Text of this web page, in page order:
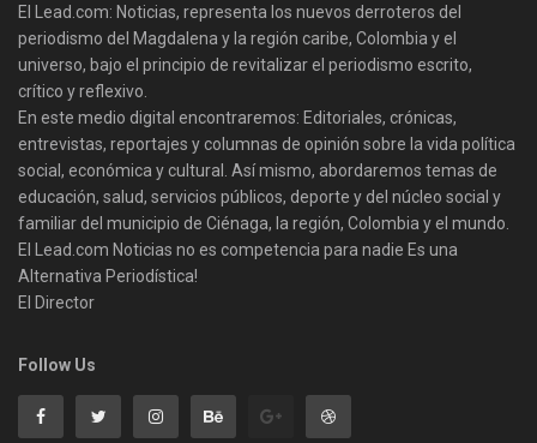
El Lead.com: Noticias, representa los nuevos derroteros del
periodismo del Magdalena y la región caribe, Colombia y el
universo, bajo el principio de revitalizar el periodismo escrito,
crítico y reflexivo.
En este medio digital encontraremos: Editoriales, crónicas,
entrevistas, reportajes y columnas de opinión sobre la vida política
social, económica y cultural. Así mismo, abordaremos temas de
educación, salud, servicios públicos, deporte y del núcleo social y
familiar del municipio de Ciénaga, la región, Colombia y el mundo.
El Lead.com Noticias no es competencia para nadie Es una
Alternativa Periodística!
El Director
Follow Us